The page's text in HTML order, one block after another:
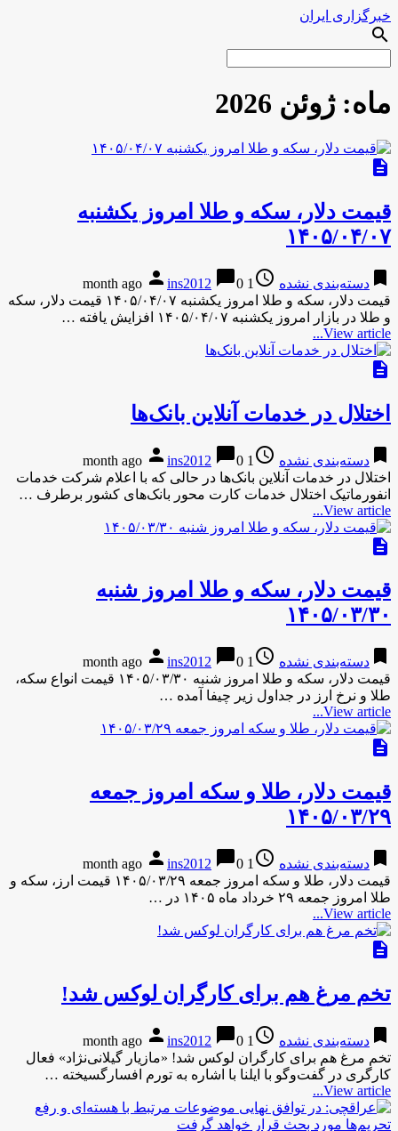
خبرگزاری ایران
search
ماه:ژوئن 2026
description
قیمت دلار، سکه و طلا امروز یکشنبه
۱۴۰۵/۰۴/۰۷
bookmark دسته‌بندی نشده access_time
1 month ago
person ins2012 chat_bubble0
قیمت دلار، سکه و طلا امروز یکشنبه ۱۴۰۵/۰۴/۰۷ قیمت دلار، سکه
و طلا در بازار امروز یکشنبه ۱۴۰۵/۰۴/۰۷ افزایش یافته …
View article...
description
اختلال در خدمات آنلاین بانک‌ها
bookmark دسته‌بندی نشده access_time
1 month ago
person ins2012 chat_bubble0
اختلال در خدمات آنلاین بانک‌ها در حالی که با اعلام شرکت خدمات
انفورماتیک اختلال خدمات کارت محور بانک‌های کشور برطرف …
View article...
description
قیمت دلار، سکه و طلا امروز شنبه
۱۴۰۵/۰۳/۳۰
bookmark دسته‌بندی نشده access_time
1 month ago
person ins2012 chat_bubble0
قیمت دلار، سکه و طلا امروز شنبه ۱۴۰۵/۰۳/۳۰ قیمت انواع سکه،
طلا و نرخ ارز در جداول زیر چیفا آمده …
View article...
description
قیمت دلار، طلا و سکه امروز جمعه
۱۴۰۵/۰۳/۲۹
bookmark دسته‌بندی نشده access_time
1 month ago
person ins2012 chat_bubble0
قیمت دلار، طلا و سکه امروز جمعه ۱۴۰۵/۰۳/۲۹ قیمت ارز، سکه و
طلا امروز جمعه ٢٩ خرداد ماه ١۴٠۵ در …
View article...
description
تخم مرغ هم برای کارگران لوکس شد!
bookmark دسته‌بندی نشده access_time
1 month ago
person ins2012 chat_bubble0
تخم مرغ هم برای کارگران لوکس شد! «مازیار گیلانی‌نژاد» فعال
کارگری در گفت‌و‌گو با ایلنا با اشاره به تورم افسارگسیخته …
View article...